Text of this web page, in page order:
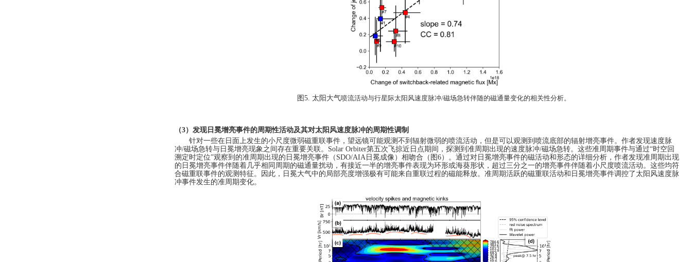
图5. 太阳大气喷流活动与行星际太阳风速度脉冲/磁场急转伴随的磁通量变化的相关性分析。
（3）发现日冕增亮事件的周期性活动及其对太阳风速度脉冲的周期性调制
针对一些在日面上发生的小尺度微弱磁重联事件，望远镜可能观测不到辐射微弱的喷流活动，但是可以观测到喷流底部的辐射增亮事件。作者发现速度脉
冲/磁场急转与日冕增亮现象之间存在重要关联。 Solar Orbiter第五次飞掠近日点期间，探测到准周期出现的速度脉冲/磁场急转。这些准周期事件与通过“时空回
溯定时定位”观察到的准周期出现的日冕增亮事件（ SDO/AIA日冕成像）相吻合（图 6）。通过对日冕增亮事件的磁活动和形态的详细分析，作者发现准周期出现
的日冕增亮事件伴随着几乎相同周期的磁通量扰动，有接近一半的增亮事件表现为环形或海葵形状，超过三分之一的增亮事件伴随着小尺度喷流活动。这些均符
合磁重联事件的观测特征。因此，日冕大气中的局部亮度增强极有可能来自重联过程的磁能释放。准周期活跃的磁重联活动和日冕增亮事件调控了太阳风速度脉
冲事件发生的准周期变化。